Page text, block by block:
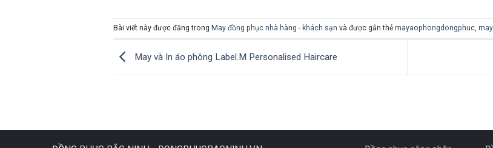
Bài viết này được đăng trong May đồng phục nhà hàng - khách sạn và được gắn thẻ mayaophongdongphuc
May và In áo phông Label.M Personalised Haircare